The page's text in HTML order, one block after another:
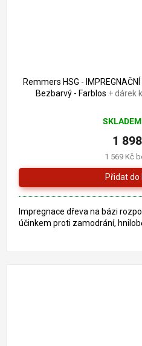
Remmers HSG -
Bezbarvý - Farblos + dárek
SKLADEM
1 569 Kč
1
Impregnace dřeva na bázi
účinkem proti zamodrání,